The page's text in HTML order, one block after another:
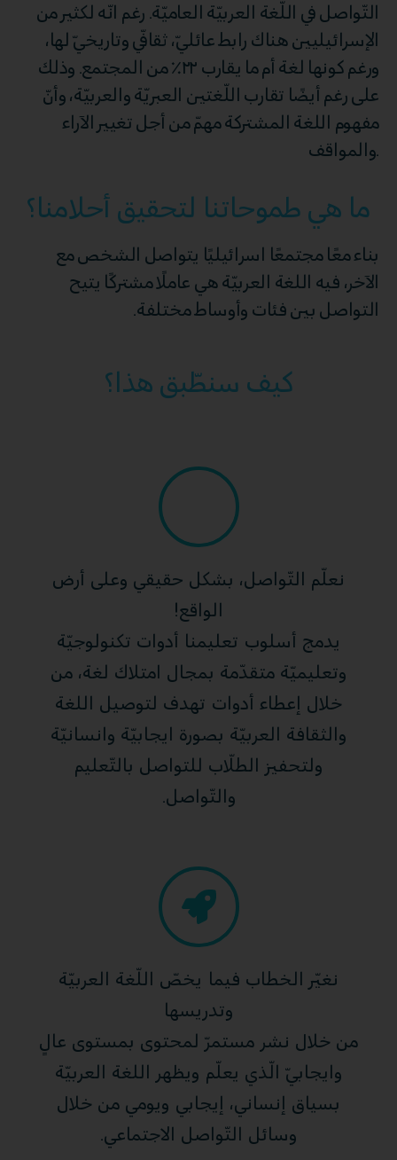
التّواصل في اللّغة العربيّة العاميّة. رغم انّه لكثير من
الإسرائيليين هناك رابط عائليّ، ثقافيّ وتاريخيّ لها،
ورغم كونها لغة أم ما يقارب ٢٢٪ من المجتمع. وذلك
على رغم أيضًا تقارب اللّغتين العبريّة والعربيّة، وأنّ
مفهوم اللغة المشتركة مهمّ من أجل تغيير الآراء
والمواقف.
ما هي طموحاتنا لتحقيق أحلامنا؟
بناء معًا مجتمعًا اسرائيليًا يتواصل الشخص مع
الآخر، فيه اللغة العربيّة هي عاملًا مشتركًا يتيح
التواصل بين فئات وأوساط مختلفة.
كيف سنطّبق هذا؟
نعلّم التّواصل، بشكل حقيقي وعلى أرض
الواقع!
يدمج أسلوب تعليمنا أدوات تكنولوجيّة
وتعليميّة متقدّمة بمجال امتلاك لغة، من
خلال إعطاء أدوات تهدف لتوصيل اللغة
والثقافة العربيّة بصورة ايجابيّة وانسانيّة
ولتحفيز الطلّاب للتواصل بالتّعليم
والتّواصل.
نغيّر الخطاب فيما يخصّ اللّغة العربيّة
وتدريسها
من خلال نشر مستمرّ لمحتوى بمستوى عالٍ
وايجابيّ الّذي يعلّم ويظهر اللغة العربيّة
بسياق إنساني، إيجابي ويومي من خلال
وسائل التّواصل الاجتماعي.